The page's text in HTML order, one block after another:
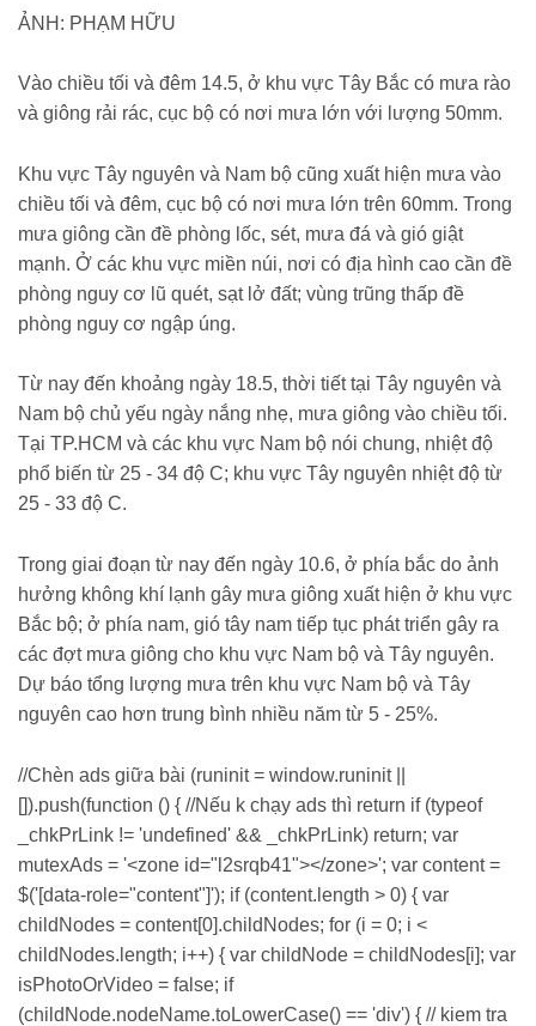
ẢNH: PHẠM HỮU
Vào chiều tối và đêm 14.5, ở khu vực Tây Bắc có mưa rào
và giông rải rác, cục bộ có nơi mưa lớn với lượng 50mm.
Khu vực Tây nguyên và Nam bộ cũng xuất hiện mưa vào
chiều tối và đêm, cục bộ có nơi mưa lớn trên 60mm. Trong
mưa giông cần đề phòng lốc, sét, mưa đá và gió giật
mạnh. Ở các khu vực miền núi, nơi có địa hình cao cần đề
phòng nguy cơ lũ quét, sạt lở đất; vùng trũng thấp đề
phòng nguy cơ ngập úng.
Từ nay đến khoảng ngày 18.5, thời tiết tại Tây nguyên và
Nam bộ chủ yếu ngày nắng nhẹ, mưa giông vào chiều tối.
Tại TP.HCM và các khu vực Nam bộ nói chung, nhiệt độ
phổ biến từ 25 - 34 độ C; khu vực Tây nguyên nhiệt độ từ
25 - 33 độ C.
Trong giai đoạn từ nay đến ngày 10.6, ở phía bắc do ảnh
hưởng không khí lạnh gây mưa giông xuất hiện ở khu vực
Bắc bộ; ở phía nam, gió tây nam tiếp tục phát triển gây ra
các đợt mưa giông cho khu vực Nam bộ và Tây nguyên.
Dự báo tổng lượng mưa trên khu vực Nam bộ và Tây
nguyên cao hơn trung bình nhiều năm từ 5 - 25%.
//Chèn ads giữa bài (runinit = window.runinit ||
[]).push(function () { //Nếu k chạy ads thì return if (typeof
_chkPrLink != 'undefined' && _chkPrLink) return; var
mutexAds = '<zone id="l2srqb41"></zone>'; var content =
$('[data-role="content"]'); if (content.length > 0) { var
childNodes = content[0].childNodes; for (i = 0; i <
childNodes.length; i++) { var childNode = childNodes[i]; var
isPhotoOrVideo = false; if
(childNode.nodeName.toLowerCase() == 'div') { // kiem tra